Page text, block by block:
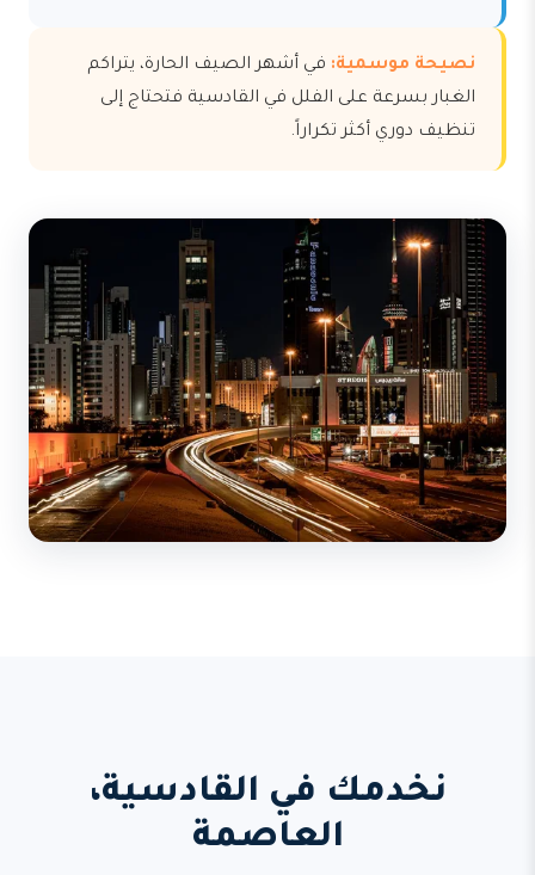
نصيحة موسمية: في أشهر الصيف الحارة، يتراكم
الغبار بسرعة على الفلل في القادسية فتحتاج إلى
تنظيف دوري أكثر تكراراً.
نخدمك في القادسية،
العاصمة